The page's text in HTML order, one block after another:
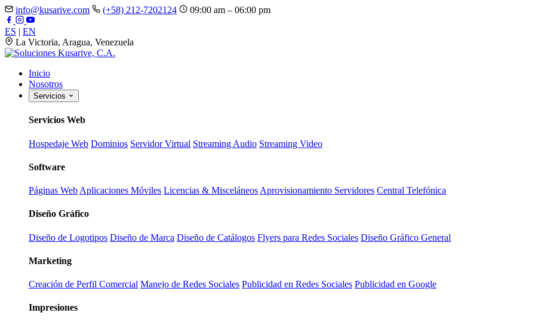
info@kusarive.com (+58) 212-7202124 09:00 am – 06:00 pm
ES | EN
La Victoria, Aragua, Venezuela
Inicio
Nosotros
Servicios
Servicios Web
Hospedaje Web Dominios Servidor Virtual Streaming Audio Streaming Video
Software
Páginas Web Aplicaciones Móviles Licencias & Misceláneos Aprovisionamiento Servidores Central Telefónica
Diseño Gráfico
Diseño de Logotipos Diseño de Marca Diseño de Catálogos Flyers para Redes Sociales Diseño Gráfico General
Marketing
Creación de Perfil Comercial Manejo de Redes Sociales Publicidad en Redes Sociales Publicidad en Google
Impresiones